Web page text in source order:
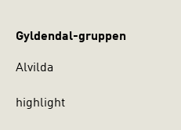
Gyldendal-gruppen
Alvilda
highlight